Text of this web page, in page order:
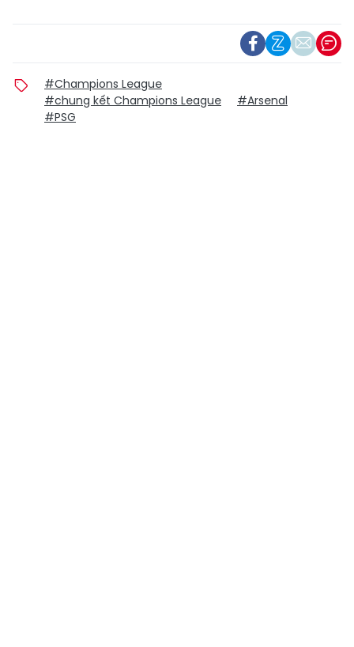
#Champions League
#chung kết Champions League
#Arsenal
#PSG